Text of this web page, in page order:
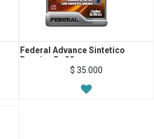
Federal Advance Sintetico
Bencina 5w20
$ 35.000